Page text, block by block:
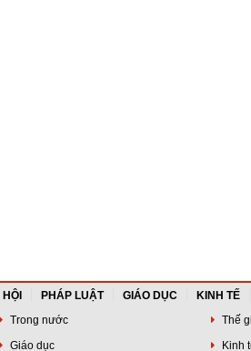
PHÁP LUẬT GIÁO DỤC KINH TẾ
Trong nước Thế
Giáo dục Kinh